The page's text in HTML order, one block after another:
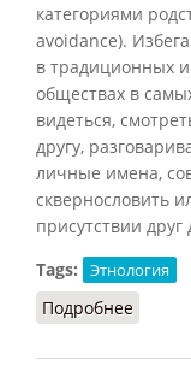
категориями
avoidance).
в традиционных
обществах в
видеться,
другу,
личные имена,
сквернословить
присутствии друг
Tags:
Этнология
Подробнее